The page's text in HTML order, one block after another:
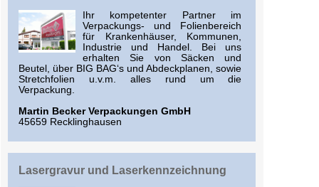
Ihr kompetenter Partner im
Verpackungs- und Folienbereich
für Krankenhäuser, Kommunen,
Industrie und Handel. Bei uns
erhalten Sie von Säcken und
Beutel, über BIG BAG‘s und Abdeckplanen, sowie
Stretchfolien u.v.m. alles rund um die
Verpackung.
Martin Becker Verpackungen GmbH
45659 Recklinghausen
Lasergravur und Laserkennzeichnung